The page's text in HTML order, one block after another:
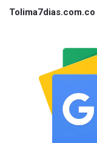
Tolima7dias.com.co